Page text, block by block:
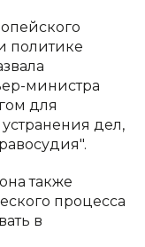
политике
министра
для
дел,
также
процесса
в